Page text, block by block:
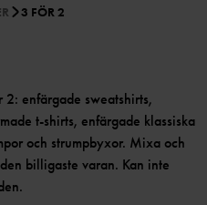
3 FÖR 2
enfärgade sweatshirts,
t-shirts, enfärgade klassiska
och strumpbyxor. Mixa och
billigaste varan. Kan inte